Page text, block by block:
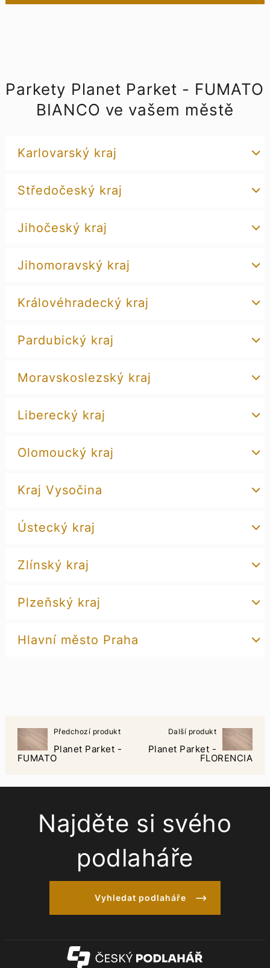
Parkety Planet Parket - FUMATO
BIANCO ve vašem městě
Karlovarský kraj
Středočeský kraj
Jihočeský kraj
Jihomoravský kraj
Královéhradecký kraj
Pardubický kraj
Moravskoslezský kraj
Liberecký kraj
Olomoucký kraj
Kraj Vysočina
Ústecký kraj
Zlínský kraj
Plzeňský kraj
Hlavní město Praha
Předchozí produkt
Planet Parket -
FUMATO
Další produkt
Planet Parket -
FLORENCIA
Najděte si svého
podlaháře
Vyhledat podlaháře